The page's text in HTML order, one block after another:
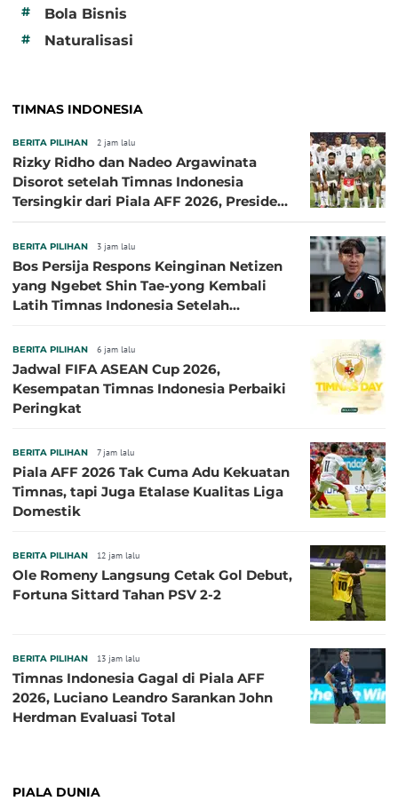
# Bola Bisnis
# Naturalisasi
TIMNAS INDONESIA
BERITA PILIHAN 2 jam lalu
Rizky Ridho dan Nadeo Argawinata
Disorot setelah Timnas Indonesia
Tersingkir dari Piala AFF 2026, Presiden
BERITA PILIHAN 3 jam lalu
Bos Persija Respons Keinginan Netizen
yang Ngebet Shin Tae-yong Kembali
Latih Timnas Indonesia Setelah
BERITA PILIHAN 6 jam lalu
Jadwal FIFA ASEAN Cup 2026,
Kesempatan Timnas Indonesia Perbaiki
Peringkat
BERITA PILIHAN 7 jam lalu
Piala AFF 2026 Tak Cuma Adu Kekuatan
Timnas, tapi Juga Etalase Kualitas Liga
Domestik
BERITA PILIHAN 12 jam lalu
Ole Romeny Langsung Cetak Gol Debut,
Fortuna Sittard Tahan PSV 2-2
BERITA PILIHAN 13 jam lalu
Timnas Indonesia Gagal di Piala AFF
2026, Luciano Leandro Sarankan John
Herdman Evaluasi Total
PIALA DUNIA